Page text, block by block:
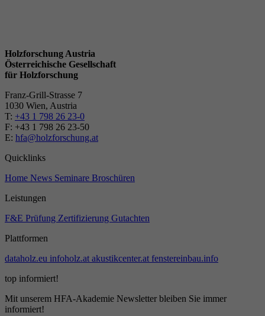
Holzforschung Austria
Österreichische Gesellschaft
für Holzforschung
Franz-Grill-Strasse 7
1030 Wien, Austria
T: +43 1 798 26 23-0
​​F: +43 1 798 26 23-50
E: hfa@holzforschung.at
Quicklinks
Home News Seminare Broschüren
Leistungen
F&E Prüfung Zertifizierung Gutachten
Plattformen
dataholz.eu infoholz.at akustikcenter.at fenstereinbau.info
top informiert!
Mit unserem HFA-Akademie Newsletter bleiben Sie immer
informiert!